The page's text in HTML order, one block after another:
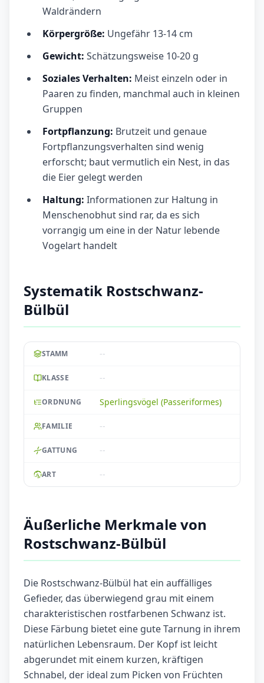
Waldrändern
Körpergröße: Ungefähr 13-14 cm
Gewicht: Schätzungsweise 10-20 g
Soziales Verhalten: Meist einzeln oder in
Paaren zu finden, manchmal auch in kleinen
Gruppen
Fortpflanzung: Brutzeit und genaue
Fortpflanzungsverhalten sind wenig
erforscht; baut vermutlich ein Nest, in das
die Eier gelegt werden
Haltung: Informationen zur Haltung in
Menschenobhut sind rar, da es sich
vorrangig um eine in der Natur lebende
Vogelart handelt
Systematik Rostschwanz-
Bülbül
STAMM --
KLASSE --
ORDNUNG Sperlingsvögel (Passeriformes)
FAMILIE --
GATTUNG --
ART --
Äußerliche Merkmale von
Rostschwanz-Bülbül
Die Rostschwanz-Bülbül hat ein auffälliges
Gefieder, das überwiegend grau mit einem
charakteristischen rostfarbenen Schwanz ist.
Diese Färbung bietet eine gute Tarnung in ihrem
natürlichen Lebensraum. Der Kopf ist leicht
abgerundet mit einem kurzen, kräftigen
Schnabel, der ideal zum Picken von Früchten